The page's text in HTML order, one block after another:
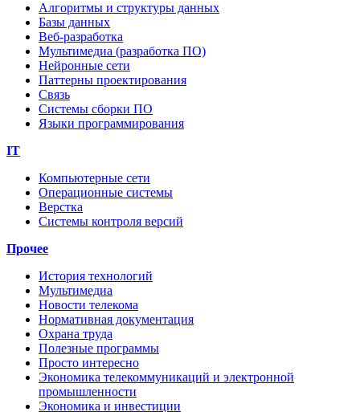
Алгоритмы и структуры данных
Базы данных
Веб-разработка
Мультимедиа (разработка ПО)
Нейронные сети
Паттерны проектирования
Связь
Системы сборки ПО
Языки программирования
IT
Компьютерные сети
Операционные системы
Верстка
Системы контроля версий
Прочее
История технологий
Мультимедиа
Новости телекома
Нормативная документация
Охрана труда
Полезные программы
Просто интересно
Экономика телекоммуникаций и электронной
промышленности
Экономика и инвестиции